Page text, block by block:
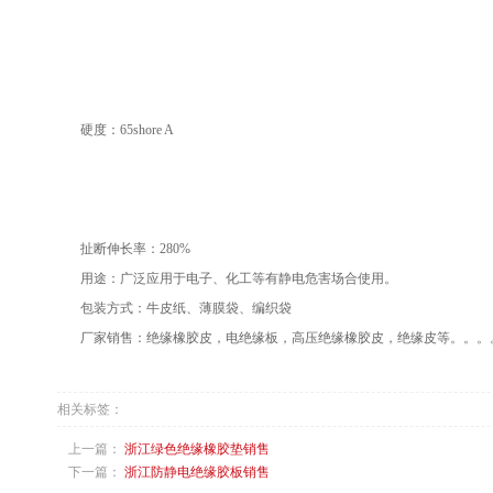
硬度：65shore A
扯断伸长率：280%
用途：广泛应用于电子、化工等有静电危害场合使用。
包装方式：牛皮纸、薄膜袋、编织袋
厂家销售：绝缘橡胶皮，电绝缘板，高压绝缘橡胶皮，绝缘皮等。。。
相关标签：
上一篇： 浙江绿色绝缘橡胶垫销售
下一篇： 浙江防静电绝缘胶板销售